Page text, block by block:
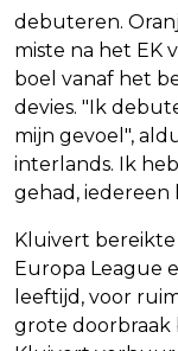
debuteren.
miste na het EK
boel vanaf het
devies. "Ik
mijn gevoel",
interlands. Ik
gehad, iedereen
Kluivert bereikte
Europa League
leeftijd, voor
grote doorbraak